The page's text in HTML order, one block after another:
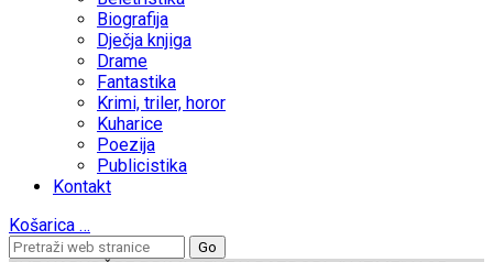
Biografija
Dječja knjiga
Drame
Fantastika
Krimi, triler, horor
Kuharice
Poezija
Publicistika
Kontakt
Košarica …